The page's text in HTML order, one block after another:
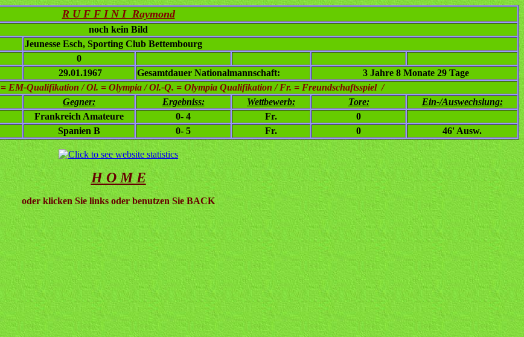
R U F F I N I Raymond
noch kein Bild
Jeunesse Esch, Sporting Club Bettembourg
0
29.01.1967 Gesamtdauer Nationalmannschaft:
3 Jahre 8 Monate 29 Tage
EM-Qualifikation / Ol. = Olympia / Ol.-Q. = Olympia Qualifikation / Fr. = Freundschaftsspiel /
Gegner: Ergebniss: Wettbewerb: Tore:
Ein-/Auswechslung:
Frankreich Amateure 0- 4 Fr.
0
Spanien B 0- 5 Fr. 0 46' Ausw.
H O M E
oder klicken Sie links oder benutzen Sie BACK